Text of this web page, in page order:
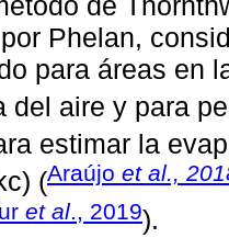
Phelan,
para áreas en
del aire y para
estimar la
(Araújo et al.,
et al ., 2019).